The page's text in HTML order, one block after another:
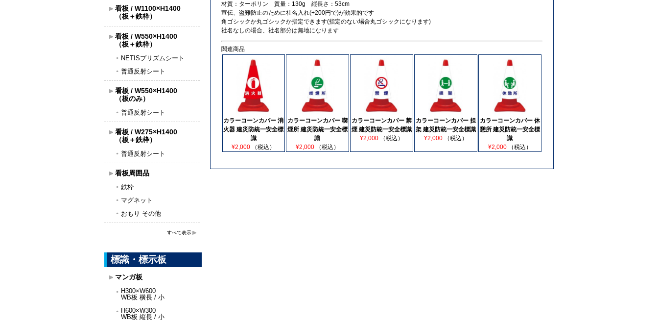
看板 / W1100×H1400
（板＋鉄枠）
看板 / W550×H1400
（板＋鉄枠）
NETISプリズムシート
普通反射シート
看板 / W550×H1400
（板のみ）
普通反射シート
看板 / W275×H1400
（板＋鉄枠）
普通反射シート
看板周囲品
鉄枠
マグネット
おもり その他
すべて表示
標識・標示板
マンガ板
H300×W600
WB板 横長 / 小
H600×W300
WB板 縦長 / 小
材質：ターポリン 質量：130g 縦長さ：53cm
宣伝、盗難防止のために社名入れ(+200円で)が効果的です
角ゴシックか丸ゴシックか指定できます(指定のない場合丸ゴシックになります)
社名なしの場合、社名部分は無地になります
関連商品
カラーコーンカバー 消
火器 建災防統一安全標
識
¥2,000
（税込）
カラーコーンカバー 喫
煙所 建災防統一安全標
識
¥2,000
（税込）
カラーコーンカバー 禁
煙 建災防統一安全標識
¥2,000
（税込）
カラーコーンカバー 担
架 建災防統一安全標識
¥2,000
（税込）
カラーコーンカバー 休
憩所 建災防統一安全標
識
¥2,000
（税込）